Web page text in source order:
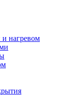
и нагревом